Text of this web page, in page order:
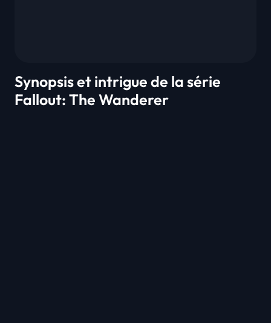
Synopsis et intrigue de la série
Fallout: The Wanderer